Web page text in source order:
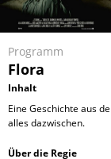
Programm
Flora
Inhalt
Eine Geschichte aus
alles dazwischen.
Über die Regie